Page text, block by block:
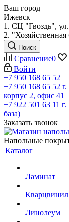
Ваш город
Ижевск
1. СЦ "Гвоздь",
2.
Поиск
Сравнение0
Войти
+7 950 168 65 52
+7 950 168 65 52
корпус 2, офис 41
+7 922 501 63 11 г.
база)
Заказать звонок
Напольные
Каталог
Ламинат
Кварцвинил
Линолеум